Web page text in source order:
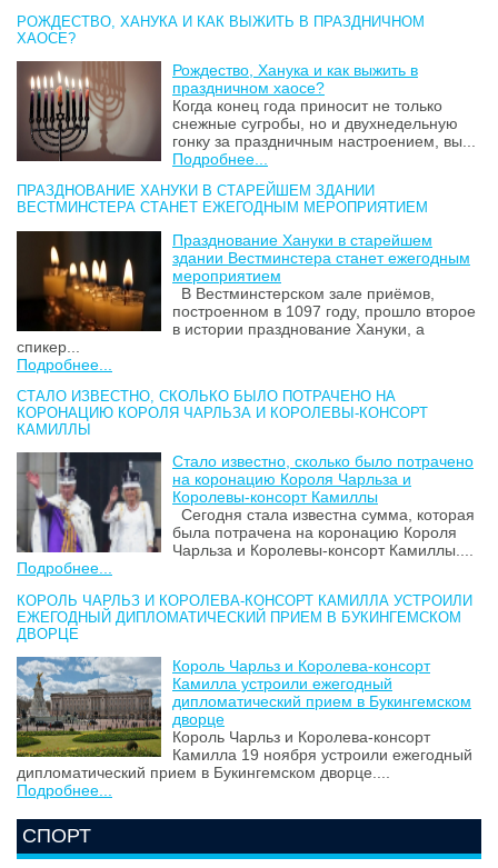
РОЖДЕСТВО, ХАНУКА И КАК ВЫЖИТЬ В ПРАЗДНИЧНОМ
ХАОСЕ?
Рождество, Ханука и как выжить в
праздничном хаосе?
Когда конец года приносит не только
снежные сугробы, но и двухнедельную
гонку за праздничным настроением, вы...
Подробнее...
ПРАЗДНОВАНИЕ ХАНУКИ В СТАРЕЙШЕМ ЗДАНИИ
ВЕСТМИНСТЕРА СТАНЕТ ЕЖЕГОДНЫМ МЕРОПРИЯТИЕМ
Празднование Хануки в старейшем
здании Вестминстера станет ежегодным
мероприятием
В Вестминстерском зале приёмов,
построенном в 1097 году, прошло второе
в истории празднование Хануки, а
спикер...
Подробнее...
СТАЛО ИЗВЕСТНО, СКОЛЬКО БЫЛО ПОТРАЧЕНО НА
КОРОНАЦИЮ КОРОЛЯ ЧАРЛЬЗА И КОРОЛЕВЫ-КОНСОРТ
КАМИЛЛЫ
Стало известно, сколько было потрачено
на коронацию Короля Чарльза и
Королевы-консорт Камиллы
Сегодня стала известна сумма, которая
была потрачена на коронацию Короля
Чарльза и Королевы-консорт Камиллы....
Подробнее...
КОРОЛЬ ЧАРЛЬЗ И КОРОЛЕВА-КОНСОРТ КАМИЛЛА УСТРОИЛИ
ЕЖЕГОДНЫЙ ДИПЛОМАТИЧЕСКИЙ ПРИЕМ В БУКИНГЕМСКОМ
ДВОРЦЕ
Король Чарльз и Королева-консорт
Камилла устроили ежегодный
дипломатический прием в Букингемском
дворце
Король Чарльз и Королева-консорт
Камилла 19 ноября устроили ежегодный
дипломатический прием в Букингемском дворце....
Подробнее...
СПОРТ